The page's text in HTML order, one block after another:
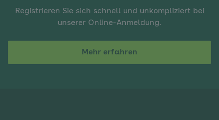
Registrieren Sie sich schnell und unkompliziert bei
unserer Online-Anmeldung.
Mehr erfahren